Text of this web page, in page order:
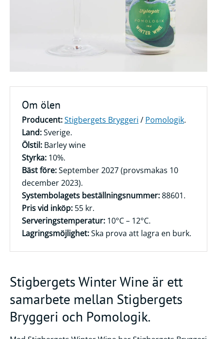
Om ölen
Producent:Stigbergets Bryggeri / Pomologik.
Land:Sverige.
Ölstil: Barley wine
Styrka: 10%.
Bäst före:September 2027 (provsmakas 10
december 2023).
Systembolagets beställningsnummer:88601.
Pris vid inköp: 55 kr.
Serveringstemperatur: 10°C – 12°C.
Lagringsmöjlighet:Ska prova att lagra en burk.
Stigbergets Winter Wine är ett
samarbete mellan Stigbergets
Bryggeri och Pomologik.